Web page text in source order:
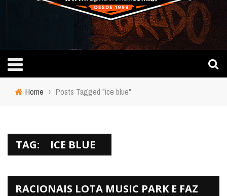
Home › Posts Tagged "ice blue"
TAG: ICE BLUE
RACIONAIS LOTA MUSIC PARK E FAZ